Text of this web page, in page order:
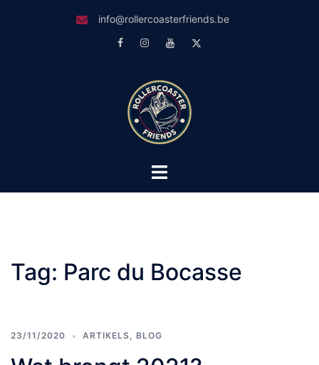
info@rollercoasterfriends.be
FacebookInstagram
Youtube
Toggle
Tag: Parc du Bocasse
23/11/2020 ARTIKELS, BLOG